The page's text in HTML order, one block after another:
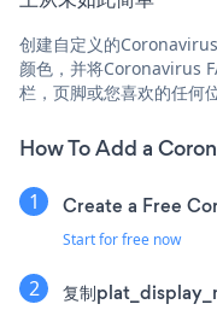
创建自定义的
颜色，并将Coronavirus
栏，页脚或您喜欢的任何
How To Add a
Create a Free
Start for free now
复制